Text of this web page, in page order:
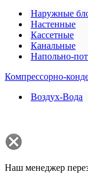
Наружные
Настенные
Кассетные
Канальные
Напольно-
Компрессорно-
Воздух-Вода
Наш менеджер